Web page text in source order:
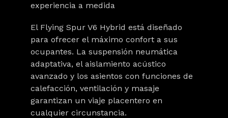
experiencia a medida
El Flying Spur V6 Hybrid está diseñado
para ofrecer el máximo confort a sus
ocupantes. La suspensión neumática
adaptativa, el aislamiento acústico
avanzado y los asientos con funciones de
calefacción, ventilación y masaje
garantizan un viaje placentero en
cualquier circunstancia.